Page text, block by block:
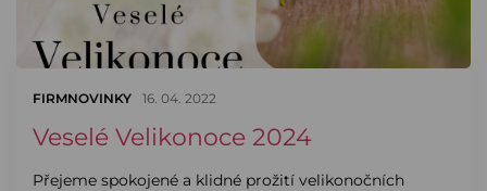
FIRMNOVINKY 16. 04. 2022
Veselé Velikonoce 2024
Přejeme spokojené a klidné prožití velikonočních